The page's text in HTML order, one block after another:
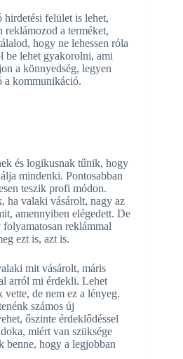
felület is lehet,
reklámozod a terméket,
hogy ne lehessen róla
be lehet gyakorolni, ami
a könnyedség, legyen
a kommunikáció.
és logikusnak tűnik, hogy
mindenki. Pontosabban
teszik profi módon.
ha valaki vásárolt, nagy az
amennyiben elégedett. De
reklámmal
ezt is, azt is.
mit vásárolt, máris
arról mi érdekli. Lehet
de nem ez a lényeg.
számos új
őszinte érdeklődéssel
miért van szüksége
benne, hogy a legjobban